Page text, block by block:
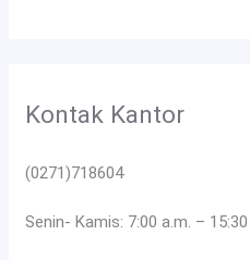
Kontak Kantor
(0271)718604
Senin- Kamis: 7:00 a.m. –